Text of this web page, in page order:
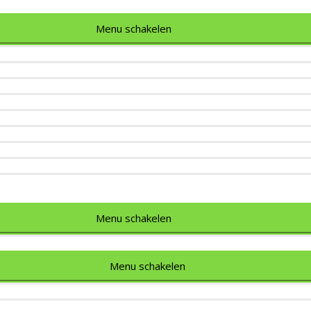
Menu schakelen
Menu schakelen
Menu schakelen